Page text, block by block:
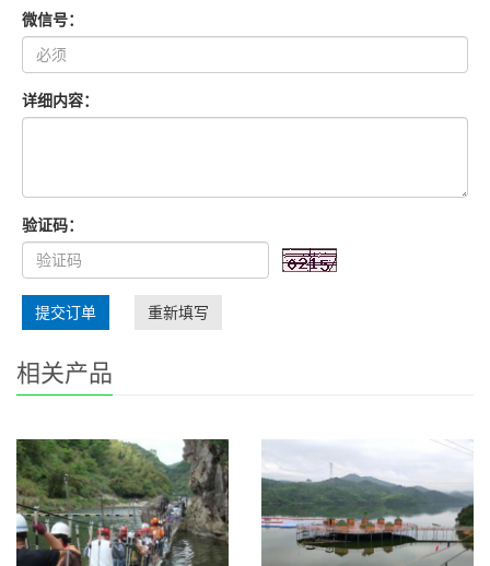
微信号：
详细内容：
验证码：
提交订单 重新填写
相关产品